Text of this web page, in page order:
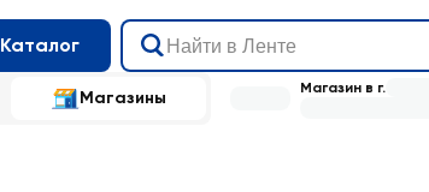
Каталог
Магазины Магазин в г.